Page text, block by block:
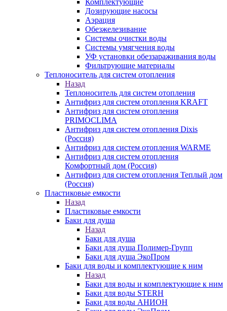
Комплектующие
Дозирующие насосы
Аэрация
Обезжелезивание
Системы очистки воды
Системы умягчения воды
УФ установки обеззараживания воды
Фильтрующие материалы
Теплоноситель для систем отопления
Назад
Теплоноситель для систем отопления
Антифриз для систем отопления KRAFT
Антифриз для систем отопления
PRIMOCLIMA
Антифриз для систем отопления Dixis
(Россия)
Антифриз для систем отопления WARME
Антифриз для систем отопления
Комфортный дом (Россия)
Антифриз для систем отопления Теплый дом
(Россия)
Пластиковые емкости
Назад
Пластиковые емкости
Баки для душа
Назад
Баки для душа
Баки для душа Полимер-Групп
Баки для душа ЭкоПром
Баки для воды и комплектующие к ним
Назад
Баки для воды и комплектующие к ним
Баки для воды STERH
Баки для воды АНИОН